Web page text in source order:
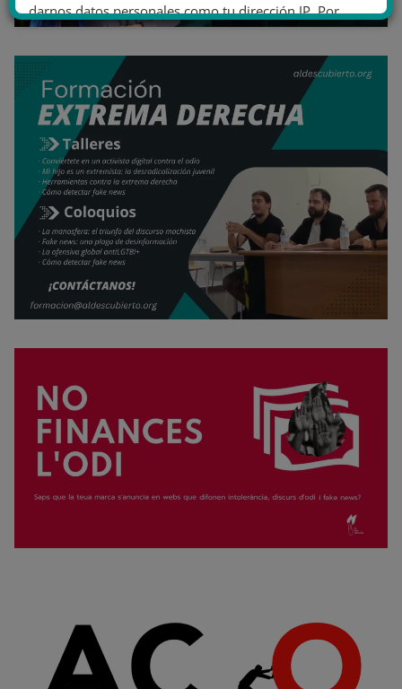
darnos datos personales como tu dirección IP. Por
No dar mi información personal
Opciones de cookies Aceptar cookies
Rechazar cookies Política de cookies